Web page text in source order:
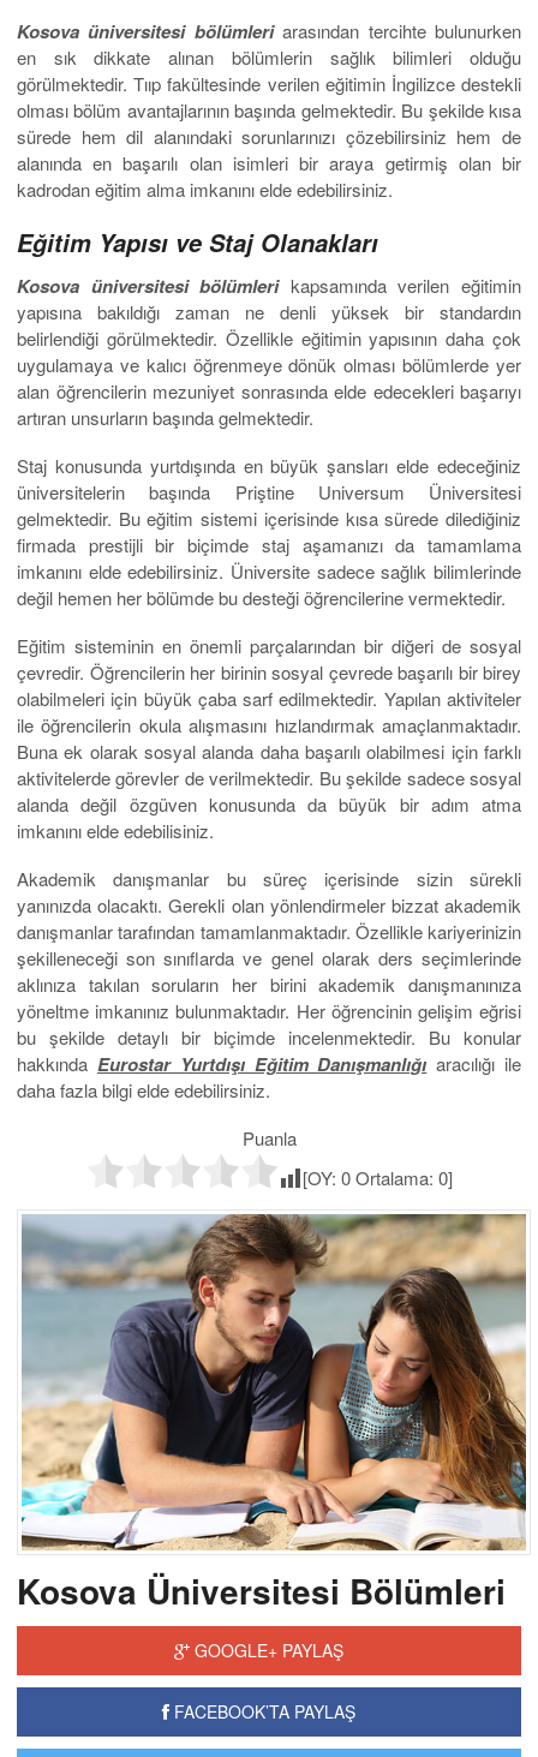
Kosova üniversitesi bölümleriarasından tercihte bulunurken
en sık dikkate alınan bölümlerin sağlık bilimleri olduğu
görülmektedir. Tııp fakültesinde verilen eğitimin İngilizce destekli
olması bölüm avantajlarının başında gelmektedir. Bu şekilde kısa
sürede hem dil alanındaki sorunlarınızı çözebilirsiniz hem de
alanında en başarılı olan isimleri bir araya getirmiş olan bir
kadrodan eğitim alma imkanını elde edebilirsiniz.
Eğitim Yapısı ve Staj Olanakları
Kosova üniversitesi bölümlerikapsamında verilen eğitimin
yapısına bakıldığı zaman ne denli yüksek bir standardın
belirlendiği görülmektedir. Özellikle eğitimin yapısının daha çok
uygulamaya ve kalıcı öğrenmeye dönük olması bölümlerde yer
alan öğrencilerin mezuniyet sonrasında elde edecekleri başarıyı
artıran unsurların başında gelmektedir.
Staj konusunda yurtdışında en büyük şansları elde edeceğiniz
üniversitelerin başında Priştine Universum Üniversitesi
gelmektedir. Bu eğitim sistemi içerisinde kısa sürede dilediğiniz
firmada prestijli bir biçimde staj aşamanızı da tamamlama
imkanını elde edebilirsiniz. Üniversite sadece sağlık bilimlerinde
değil hemen her bölümde bu desteği öğrencilerine vermektedir.
Eğitim sisteminin en önemli parçalarından bir diğeri de sosyal
çevredir. Öğrencilerin her birinin sosyal çevrede başarılı bir birey
olabilmeleri için büyük çaba sarf edilmektedir. Yapılan aktiviteler
ile öğrencilerin okula alışmasını hızlandırmak amaçlanmaktadır.
Buna ek olarak sosyal alanda daha başarılı olabilmesi için farklı
aktivitelerde görevler de verilmektedir. Bu şekilde sadece sosyal
alanda değil özgüven konusunda da büyük bir adım atma
imkanını elde edebilisiniz.
Akademik danışmanlar bu süreç içerisinde sizin sürekli
yanınızda olacaktı. Gerekli olan yönlendirmeler bizzat akademik
danışmanlar tarafından tamamlanmaktadır. Özellikle kariyerinizin
şekilleneceği son sınıflarda ve genel olarak ders seçimlerinde
aklınıza takılan soruların her birini akademik danışmanınıza
yöneltme imkanınız bulunmaktadır. Her öğrencinin gelişim eğrisi
bu şekilde detaylı bir biçimde incelenmektedir. Bu konular
hakkında Eurostar Yurtdışı Eğitim Danışmanlığı aracılığı ile
daha fazla bilgi elde edebilirsiniz.
Puanla
[OY: 0Ortalama: 0]
Kosova Üniversitesi Bölümleri
GOOGLE+ PAYLAŞ
FACEBOOK’TA PAYLAŞ